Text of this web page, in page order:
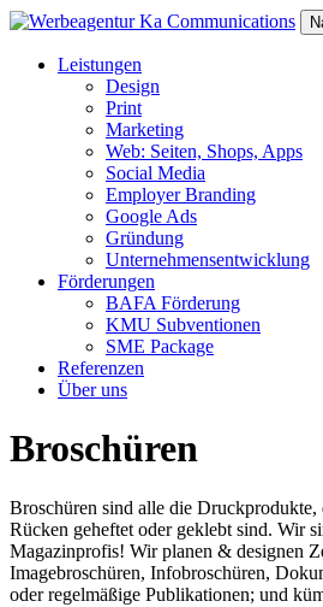
Leistungen
Design
Print
Marketing
Web: Seiten, Shops, Apps
Social Media
Employer Branding
Google Ads
Gründung
Unternehmensentwicklung
Förderungen
BAFA Förderung
KMU Subventionen
SME Package
Referenzen
Über uns
Broschüren
Broschüren sind alle die
Rücken geheftet oder geklebt sind. Wir
Magazinprofis! Wir planen & designen
Imagebroschüren, Infobroschüren,
oder regelmäßige Publikationen; und